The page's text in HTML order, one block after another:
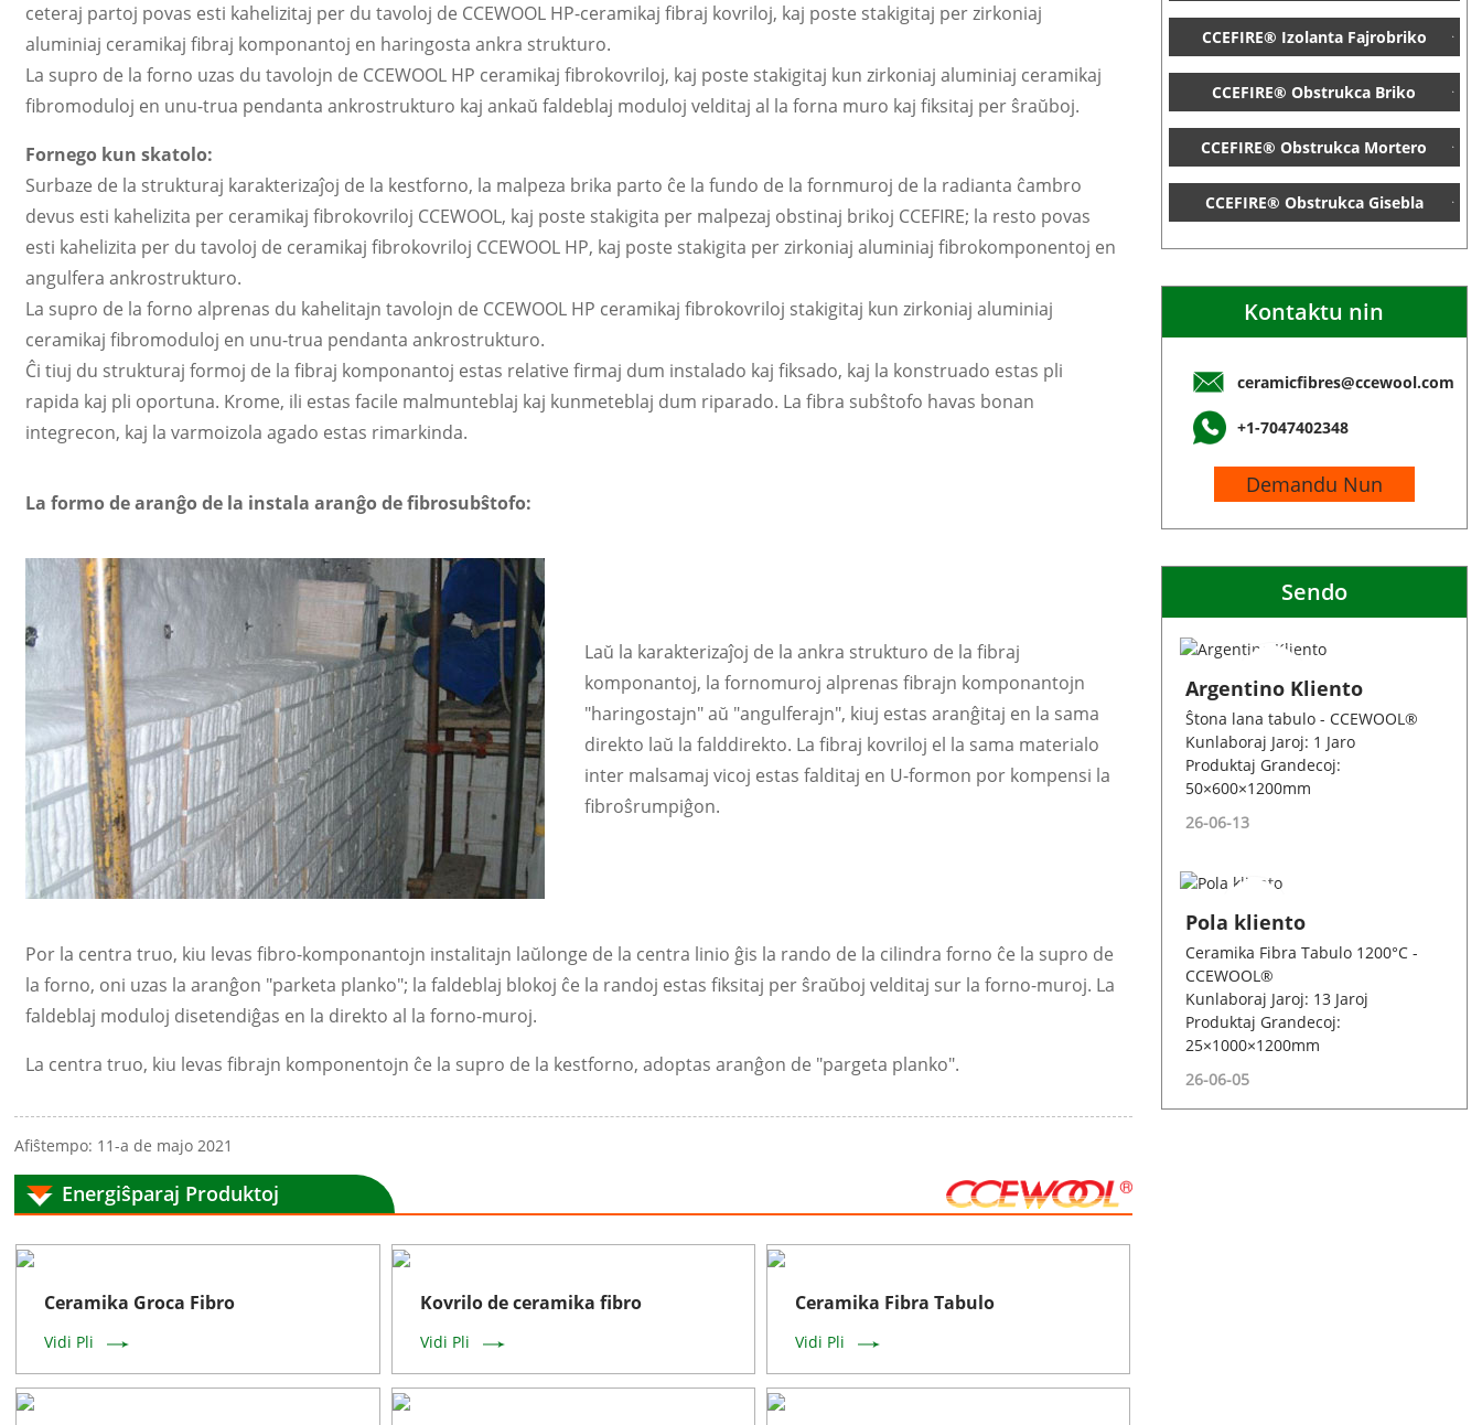
CCEFIRE® Izolanta Fajrobriko
CCEFIRE® Obstrukca Briko
CCEFIRE® Obstrukca Mortero
CCEFIRE® Obstrukca Gisebla
Kontaktu nin
ceramicfibres@ccewool.com
+1-7047402348
Demandu Nun
Sendo
Argentino Kliento
Ŝtona lana tabulo - CCEWOOL®
Kunlaboraj Jaroj: 1 Jaro
Produktaj Grandecoj:
50×600×1200mm
26-06-13
Pola kliento
Ceramika Fibra Tabulo 1200°C -
CCEWOOL®
Kunlaboraj Jaroj: 13 Jaroj
Produktaj Grandecoj:
25×1000×1200mm
26-06-05
ceteraj partoj povas esti kahelizitaj per du tavoloj de CCEWOOL HP-ceramikaj fibraj kovriloj, kaj poste stakigitaj per zirkoniaj
aluminiaj ceramikaj fibraj komponantoj en haringosta ankra strukturo.
La supro de la forno uzas du tavolojn de CCEWOOL HP ceramikaj fibrokovriloj, kaj poste stakigitaj kun zirkoniaj aluminiaj ceramikaj
fibromoduloj en unu-trua pendanta ankrostrukturo kaj ankaŭ faldeblaj moduloj velditaj al la forna muro kaj fiksitaj per ŝraŭboj.
Fornego kun skatolo:
Surbaze de la strukturaj karakterizaĵoj de la kestforno, la malpeza brika parto ĉe la fundo de la fornmuroj de la radianta ĉambro
devus esti kahelizita per ceramikaj fibrokovriloj CCEWOOL, kaj poste stakigita per malpezaj obstinaj brikoj CCEFIRE; la resto povas
esti kahelizita per du tavoloj de ceramikaj fibrokovriloj CCEWOOL HP, kaj poste stakigita per zirkoniaj aluminiaj fibrokomponentoj en
angulfera ankrostrukturo.
La supro de la forno alprenas du kahelitajn tavolojn de CCEWOOL HP ceramikaj fibrokovriloj stakigitaj kun zirkoniaj aluminiaj
ceramikaj fibromoduloj en unu-trua pendanta ankrostrukturo.
Ĉi tiuj du strukturaj formoj de la fibraj komponantoj estas relative firmaj dum instalado kaj fiksado, kaj la konstruado estas pli
rapida kaj pli oportuna. Krome, ili estas facile malmunteblaj kaj kunmeteblaj dum riparado. La fibra subŝtofo havas bonan
integrecon, kaj la varmoizola agado estas rimarkinda.
La formo de aranĝo de la instala aranĝo de fibrosubŝtofo:
Laŭ la karakterizaĵoj de la ankra strukturo de la fibraj
komponantoj, la fornomuroj alprenas fibrajn komponantojn
"haringostajn" aŭ "angulferajn", kiuj estas aranĝitaj en la sama
direkto laŭ la falddirekto. La fibraj kovriloj el la sama materialo
inter malsamaj vicoj estas falditaj en U-formon por kompensi la
fibroŝrumpiĝon.
Por la centra truo, kiu levas fibro-komponantojn instalitajn laŭlonge de la centra linio ĝis la rando de la cilindra forno ĉe la supro de
la forno, oni uzas la aranĝon "parketa planko"; la faldeblaj blokoj ĉe la randoj estas fiksitaj per ŝraŭboj velditaj sur la forno-muroj. La
faldeblaj moduloj disetendiĝas en la direkto al la forno-muroj.
La centra truo, kiu levas fibrajn komponentojn ĉe la supro de la kestforno, adoptas aranĝon de "pargeta planko".
Afiŝtempo: 11-a de majo 2021
Energiŝparaj Produktoj
Ceramika Groca Fibro
Vidi Pli
Kovrilo de ceramika fibro
Vidi Pli
Ceramika Fibra Tabulo
Vidi Pli